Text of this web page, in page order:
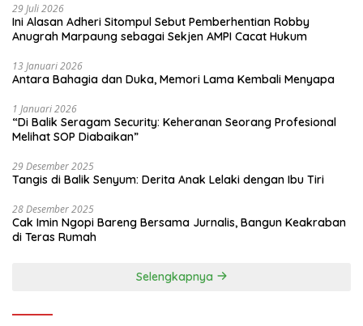
29 Juli 2026
Ini Alasan Adheri Sitompul Sebut Pemberhentian Robby
Anugrah Marpaung sebagai Sekjen AMPI Cacat Hukum
13 Januari 2026
Antara Bahagia dan Duka, Memori Lama Kembali Menyapa
1 Januari 2026
“Di Balik Seragam Security: Keheranan Seorang Profesional
Melihat SOP Diabaikan”
29 Desember 2025
Tangis di Balik Senyum: Derita Anak Lelaki dengan Ibu Tiri
28 Desember 2025
Cak Imin Ngopi Bareng Bersama Jurnalis, Bangun Keakraban
di Teras Rumah
Selengkapnya